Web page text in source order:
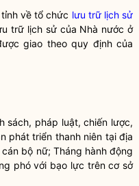
về tổ chức lưu trữ lịch sử
trữ lịch sửcủa Nhà nước ở
giao theo quy định của
sách, pháp luật, chiến lược,
phát triển thanh niên tại địa
cán bộ nữ; Tháng hành động
phó với bạo lực trên cơ sở